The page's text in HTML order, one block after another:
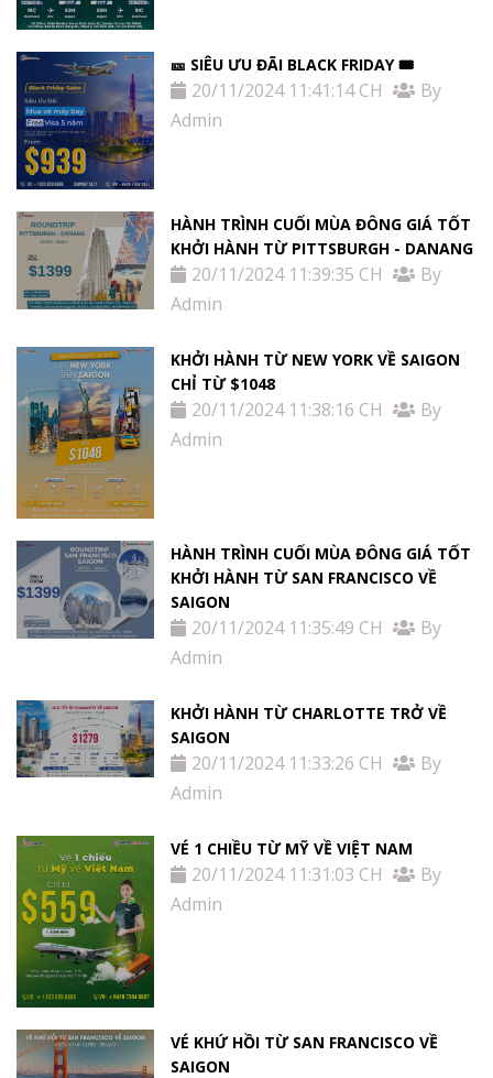
🎫 SIÊU ƯU ĐÃI BLACK FRIDAY 🎟
20/11/2024 11:41:14 CH
By
Admin
HÀNH TRÌNH CUỐI MÙA ĐÔNG GIÁ TỐT
KHỞI HÀNH TỪ PITTSBURGH - DANANG
20/11/2024 11:39:35 CH
By
Admin
KHỞI HÀNH TỪ NEW YORK VỀ SAIGON
CHỈ TỪ $1048
20/11/2024 11:38:16 CH
By
Admin
HÀNH TRÌNH CUỐI MÙA ĐÔNG GIÁ TỐT
KHỞI HÀNH TỪ SAN FRANCISCO VỀ
SAIGON
20/11/2024 11:35:49 CH
By
Admin
KHỞI HÀNH TỪ CHARLOTTE TRỞ VỀ
SAIGON
20/11/2024 11:33:26 CH
By
Admin
VÉ 1 CHIỀU TỪ MỸ VỀ VIỆT NAM
20/11/2024 11:31:03 CH
By
Admin
VÉ KHỨ HỒI TỪ SAN FRANCISCO VỀ
SAIGON